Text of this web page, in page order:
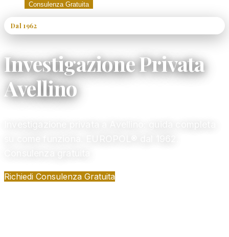
Consulenza Gratuita
Dal 1962
Investigazione Privata
Avellino
Richiedi Consulenza Gratuita